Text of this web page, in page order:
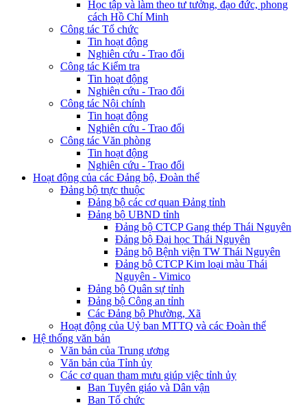
Học tập và làm theo tư tưởng, đạo đức, phong
cách Hồ Chí Minh
Công tác Tổ chức
Tin hoạt động
Nghiên cứu - Trao đổi
Công tác Kiểm tra
Tin hoạt động
Nghiên cứu - Trao đổi
Công tác Nội chính
Tin hoạt động
Nghiên cứu - Trao đổi
Công tác Văn phòng
Tin hoạt động
Nghiên cứu - Trao đổi
Hoạt động của các Đảng bộ, Đoàn thể
Đảng bộ trực thuộc
Đảng bộ các cơ quan Đảng tỉnh
Đảng bộ UBND tỉnh
Đảng bộ CTCP Gang thép Thái Nguyên
Đảng bộ Đại học Thái Nguyên
Đảng bộ Bệnh viện TW Thái Nguyên
Đảng bộ CTCP Kim loại màu Thái
Nguyên - Vimico
Đảng bộ Quân sự tỉnh
Đảng bộ Công an tỉnh
Các Đảng bộ Phường, Xã
Hoạt động của Uỷ ban MTTQ và các Đoàn thể
Hệ thống văn bản
Văn bản của Trung ương
Văn bản của Tỉnh ủy
Các cơ quan tham mưu giúp việc tỉnh ủy
Ban Tuyên giáo và Dân vận
Ban Tổ chức